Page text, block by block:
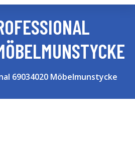
69034020 Möbelmunstycke